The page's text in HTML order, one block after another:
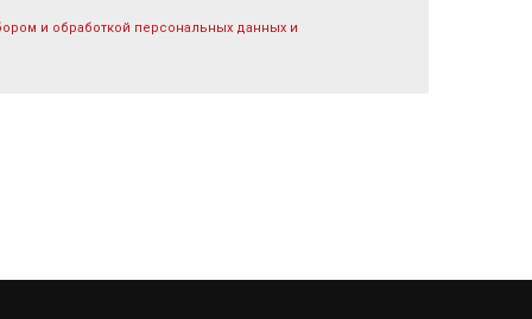
и обработкой персональных данных и